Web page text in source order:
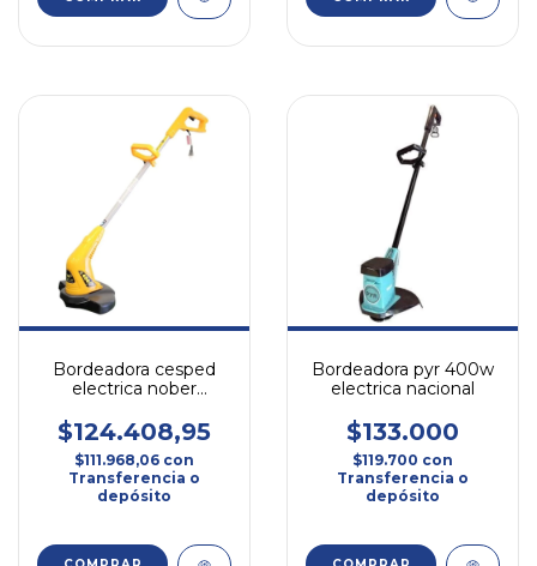
Bordeadora cesped
electrica nober
argentina
$124.408,95
$111.968,06 con
Transferencia o
depósito
Bordeadora pyr 400w
electrica nacional
$133.000
$119.700 con
Transferencia o
depósito